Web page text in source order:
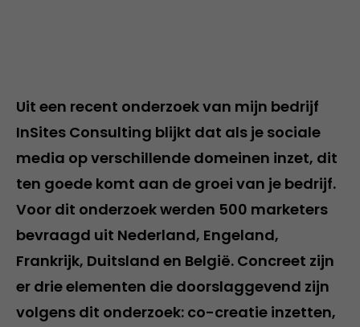
Uit een recent onderzoek van mijn bedrijf
InSites Consulting blijkt dat als je sociale
media op verschillende domeinen inzet, dit
ten goede komt aan de groei van je bedrijf.
Voor dit onderzoek werden 500 marketers
bevraagd uit Nederland, Engeland,
Frankrijk, Duitsland en België. Concreet zijn
er drie elementen die doorslaggevend zijn
volgens dit onderzoek: co-creatie inzetten,